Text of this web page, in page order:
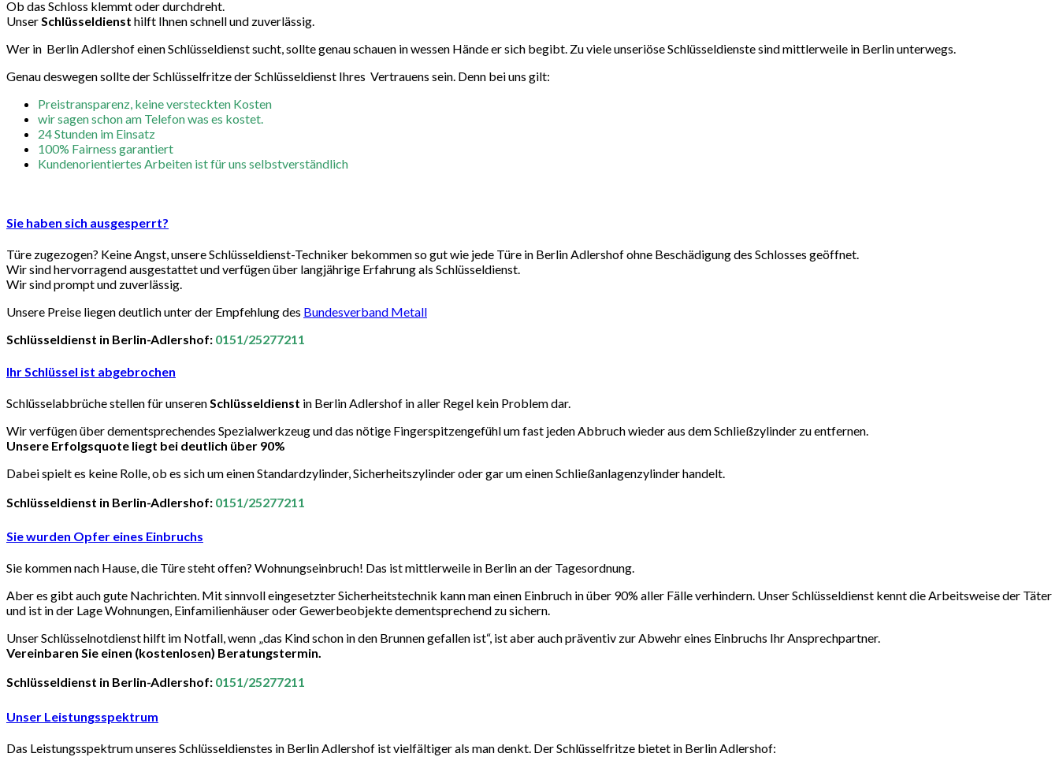
Ob das Schloss klemmt oder durchdreht.
UnserSchlüsseldienst hilft Ihnen schnell und zuverlässig.
Wer in Berlin Adlershof einen Schlüsseldienst sucht, sollte genau schauen in wessen Hände er sich begibt. Zu viele unseriöse Schlüsseldienste sind mittlerweile in Berlin unterwegs.
Genau deswegen sollte der Schlüsselfritze der Schlüsseldienst Ihres Vertrauens sein. Denn bei uns gilt:
Preistransparenz, keine versteckten Kosten
wir sagen schon am Telefon was es kostet.
24 Stunden im Einsatz
100% Fairness garantiert
Kundenorientiertes Arbeiten ist für uns selbstverständlich
Sie haben sich ausgesperrt?
Türe zugezogen? Keine Angst, unsere Schlüsseldienst-Techniker bekommen so gut wie jede Türe in Berlin Adlershof ohne Beschädigung des Schlosses geöffnet.
Wir sind hervorragend ausgestattet und verfügen über langjährige Erfahrung als Schlüsseldienst.
Wir sind prompt und zuverlässig.
Unsere Preise liegen deutlich unter der Empfehlung des Bundesverband Metall
Schlüsseldienst in Berlin-Adlershof: 0151/25277211
Ihr Schlüssel ist abgebrochen
Schlüsselabbrüche stellen für unserenSchlüsseldienst in Berlin Adlershof in aller Regel kein Problem dar.
Wir verfügen über dementsprechendes Spezialwerkzeug und das nötige Fingerspitzengefühl um fast jeden Abbruch wieder aus dem Schließzylinder zu entfernen.
Unsere Erfolgsquote liegt bei deutlich über 90%
Dabei spielt es keine Rolle, ob es sich um einen Standardzylinder, Sicherheitszylinder oder gar um einen Schließanlagenzylinder handelt.
Schlüsseldienst in Berlin-Adlershof: 0151/25277211
Sie wurden Opfer eines Einbruchs
Sie kommen nach Hause, die Türe steht offen? Wohnungseinbruch! Das ist mittlerweile in Berlin an der Tagesordnung.
Aber es gibt auch gute Nachrichten. Mit sinnvoll eingesetzter Sicherheitstechnik kann man einen Einbruch in über 90% aller Fälle verhindern. Unser Schlüsseldienst kennt die Arbeitsweise der Täter
und ist in der Lage Wohnungen, Einfamilienhäuser oder Gewerbeobjekte dementsprechend zu sichern.
Unser Schlüsselnotdienst hilft im Notfall, wenn „das Kind schon in den Brunnen gefallen ist“, ist aber auch präventiv zur Abwehr eines Einbruchs Ihr Ansprechpartner.
Vereinbaren Sie einen (kostenlosen) Beratungstermin.
Schlüsseldienst in Berlin-Adlershof: 0151/25277211
Unser Leistungsspektrum
Das Leistungsspektrum unseres Schlüsseldienstes in Berlin Adlershof ist vielfältiger als man denkt. Der Schlüsselfritze bietet in Berlin Adlershof: